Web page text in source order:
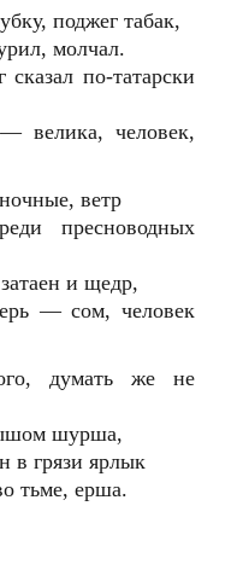
поджег табак,
молчал.
по-татарски
велика, человек,
ветр
пресноводных
и щедр,
— сом, человек
думать же не
шурша,
в грязи ярлык
тьме, ерша.